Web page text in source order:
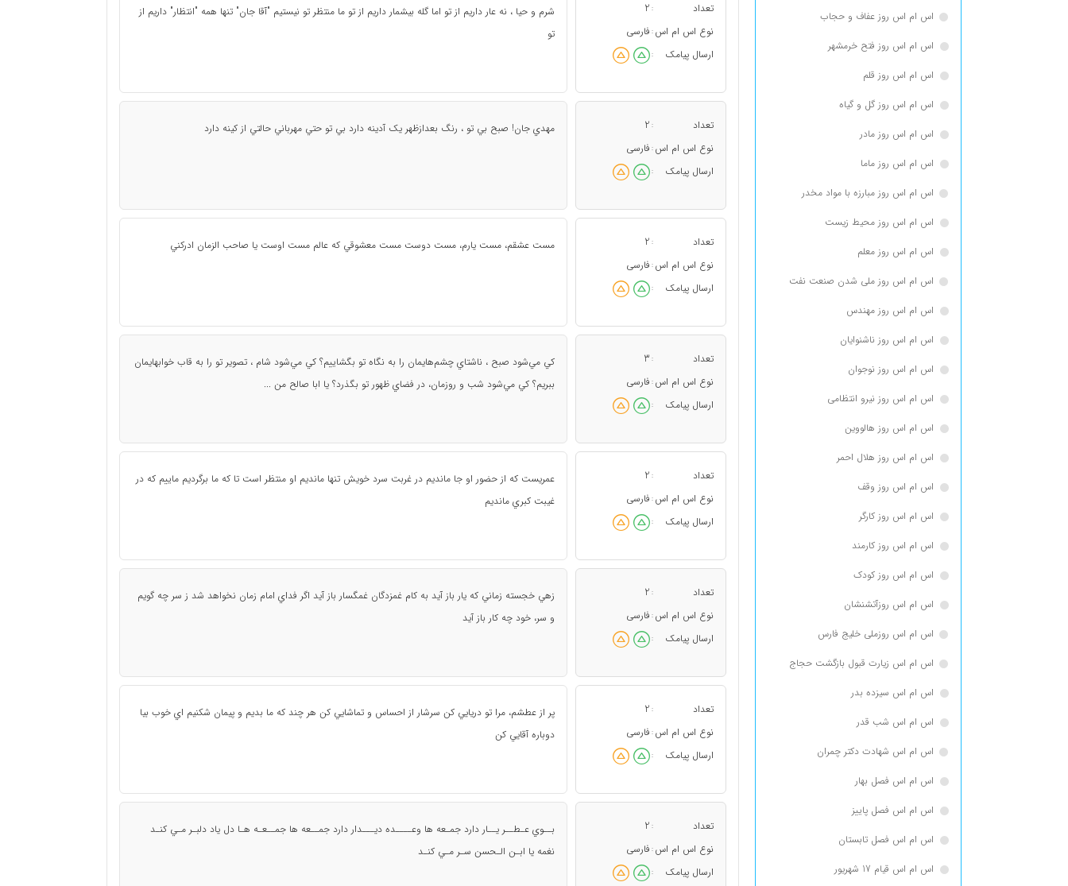
اس ام اس روز عفاف و حجاب
اس ام اس روز فتح خرمشهر
اس ام اس روز قلم
اس ام اس روز گل و گیاه
اس ام اس روز مادر
اس ام اس روز ماما
اس ام اس روز مبارزه با مواد مخدر
اس ام اس روز محیط زیست
اس ام اس روز معلم
اس ام اس روز ملی شدن صنعت نفت
اس ام اس روز مهندس
اس ام اس روز ناشنوایان
اس ام اس روز نوجوان
اس ام اس روز نیرو انتظامی
اس ام اس روز هالووین
اس ام اس روز هلال احمر
اس ام اس روز وقف
اس ام اس روز کارگر
اس ام اس روز کارمند
اس ام اس روز کودک
اس ام اس روزآتشنشان
اس ام اس روزملی خلیج فارس
اس ام اس زیارت قبول بازگشت حجاج
اس ام اس سیزده بدر
اس ام اس شب قدر
اس ام اس شهادت دکتر چمران
اس ام اس فصل بهار
اس ام اس فصل پاییز
اس ام اس فصل تابستان
اس ام اس قیام 17 شهریور
تعداد :
2
نوع اس ام اس : فارسی
ارسال پیامک
:
شرم و حيا ، نه عار داريم از تو اما گله بيشمار داريم از تو ما منتظر تو نيستيم "آقا جان" تنها همه "انتظار" داريم از
تو
تعداد :
2
نوع اس ام اس : فارسی
ارسال پیامک
:
مهدي جان! صبح بي تو ، رنگ بعدازظهر يک آدينه دارد بي تو حتي مهرباني حالتي از کينه دارد
تعداد :
2
نوع اس ام اس : فارسی
ارسال پیامک
:
مست عشقم، مست يارم، مست دوست مست معشوقي که عالم مست اوست يا صاحب الزمان ادرکني
تعداد :
3
نوع اس ام اس : فارسی
ارسال پیامک
:
کي مي‌شود صبح ، ناشتاي چشم‌هايمان را به نگاه تو بگشاييم؟ کي مي‌شود شام ، تصوير تو را به قاب خوابهايمان
ببريم؟ کي مي‌شود شب و روزمان، در فضاي ظهور تو بگذرد؟ يا ابا صالح من ...
تعداد :
2
نوع اس ام اس : فارسی
ارسال پیامک
:
عمريست كه از حضور او جا مانديم در غربت سرد خويش تنها مانديم او منتظر است تا كه ما برگرديم ماييم كه در
غيبت كبري مانديم
تعداد :
2
نوع اس ام اس : فارسی
ارسال پیامک
:
زهي خجسته زماني که يار باز آيد به کام غم‏زدگان غم‏گسار باز آيد اگر فداي امام زمان نخواهد شد ز سر چه گويم
و سر، خود چه کار باز آيد
تعداد :
2
نوع اس ام اس : فارسی
ارسال پیامک
:
پر از عطشم، مرا تو دريايي کن سرشار از احساس و تماشايي کن هر چند که ما بديم و پيمان شکنيم اي خوب بيا
دوباره آقايي کن
تعداد :
2
نوع اس ام اس : فارسی
ارسال پیامک
:
بــوي عـطــر يــار دارد جمـعه ها وعــــده ديـــدار دارد جمــعه ها جمــعـه هـا دل ياد دلبـر مـي کنـد
نغمه يا ابـن الـحسن سـر مـي کنـد